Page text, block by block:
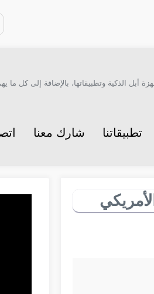
الذكية وتطبيقاتها، بالإضافة إلى كل ما
تطبيقاتنا شارك معنا